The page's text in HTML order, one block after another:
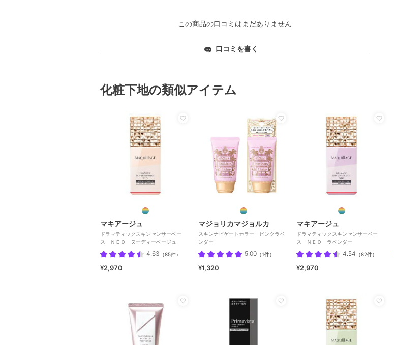
この商品の口コミはまだありません
口コミを書く
化粧下地の類似アイテム
マキアージュ
ドラマティックスキンセンサーベー
ス ＮＥＯ ヌーディーベージュ
4.63 （85件）
¥2,970
マジョリカマジョルカ
スキンナビゲートカラー ピンクラベ
ンダー
5.00 （1件）
¥1,320
マキアージュ
ドラマティックスキンセンサーベー
ス ＮＥＯ ラベンダー
4.54 （82件）
¥2,970